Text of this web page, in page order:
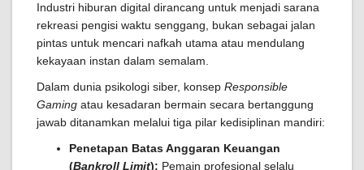
Industri hiburan digital dirancang untuk menjadi sarana
rekreasi pengisi waktu senggang, bukan sebagai jalan
pintas untuk mencari nafkah utama atau mendulang
kekayaan instan dalam semalam.
Dalam dunia psikologi siber, konsep Responsible
Gaming atau kesadaran bermain secara bertanggung
jawab ditanamkan melalui tiga pilar kedisiplinan mandiri:
Penetapan Batas Anggaran Keuangan
(Bankroll Limit): Pemain profesional selalu